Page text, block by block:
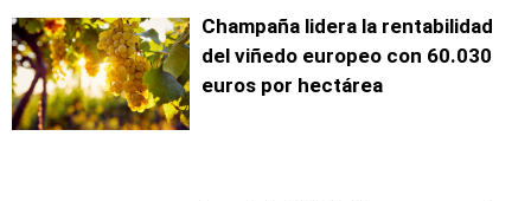
Champaña lidera la rentabilidad
del viñedo europeo con 60.030
euros por hectárea